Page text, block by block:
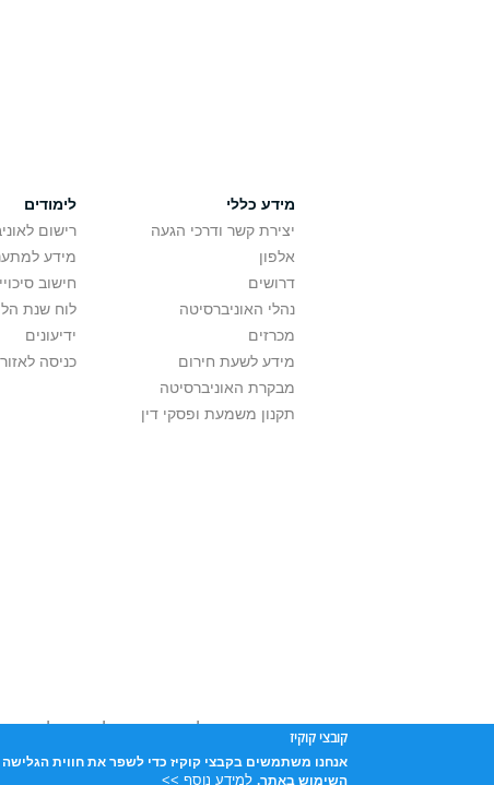
מידע כללי
יצירת קשר ודרכי הגעה
אלפון
דרושים
נהלי האוניברסיטה
מכרזים
מידע לשעת חירום
מבקרת האוניברסיטה
תקנון משמעת ופסקי דין
לימודים
רישום
מידע
חישוב
לוח שנת
ידיעונים
כניסה
אוניברסיטת תל אביב עושה כל מאמץ לכבד
שנעשה בתכנים אלה לדעתך מפר זכויות
אוניברסיטת תל-אביב, ת.ד. 39040, תל-אביב 6997801
קובצי קוקיז
אנחנו משתמשים בקבצי קוקיז כדי לשפר את חווית
השימוש באתר. למידע נוסף >>